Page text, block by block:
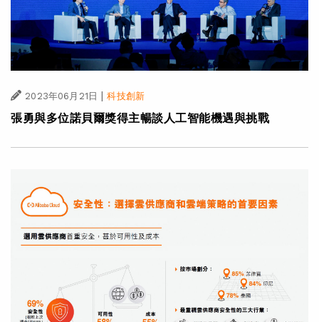
2023年06月21日 | 科技創新
張勇與多位諾貝爾獎得主暢談人工智能機遇與挑戰